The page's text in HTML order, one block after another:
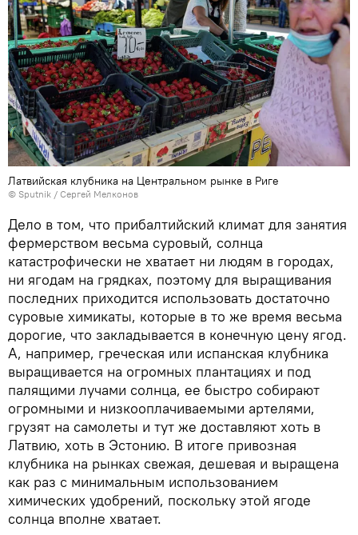
Латвийская клубника на Центральном рынке в Риге
© Sputnik / Сергей Мелконов
Дело в том, что прибалтийский климат для занятия
фермерством весьма суровый, солнца
катастрофически не хватает ни людям в городах,
ни ягодам на грядках, поэтому для выращивания
последних приходится использовать достаточно
суровые химикаты, которые в то же время весьма
дорогие, что закладывается в конечную цену ягод.
А, например, греческая или испанская клубника
выращивается на огромных плантациях и под
палящими лучами солнца, ее быстро собирают
огромными и низкооплачиваемыми артелями,
грузят на самолеты и тут же доставляют хоть в
Латвию, хоть в Эстонию. В итоге привозная
клубника на рынках свежая, дешевая и выращена
как раз с минимальным использованием
химических удобрений, поскольку этой ягоде
солнца вполне хватает.